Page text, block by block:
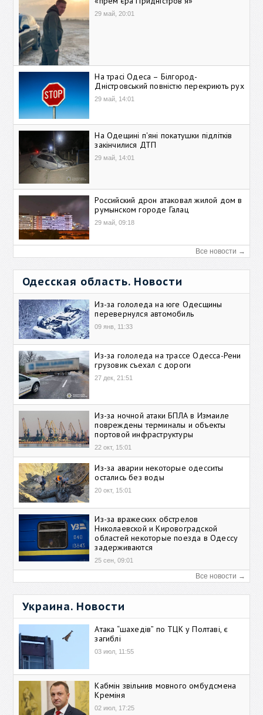
29 май, 20:01
На трасі Одеса – Білгород-
Дністровський повністю перекриють рух
29 май, 14:01
На Одещині п'яні покатушки підлітків
закінчилися ДТП
29 май, 14:01
Российский дрон атаковал жилой дом в
румынском городе Галац
29 май, 09:18
Все новости →
Одесская область. Новости
Из-за гололеда на юге Одесщины
перевернулся автомобиль
09 янв, 11:33
Из-за гололеда на трассе Одесса-Рени
грузовик съехал с дороги
27 дек, 21:51
Из-за ночной атаки БПЛА в Измаиле
повреждены терминалы и объекты
портовой инфраструктуры
22 окт, 15:01
Из-за аварии некоторые одесситы
остались без воды
20 окт, 15:01
Из-за вражеских обстрелов
Николаевской и Кировоградской
областей некоторые поезда в Одессу
задерживаются
25 сен, 09:01
Все новости →
Украина. Новости
Атака “шахедів” по ТЦК у Полтаві, є
загиблі
03 июл, 11:55
Кабмін звільнив мовного омбудсмена
Креміня
02 июл, 17:25